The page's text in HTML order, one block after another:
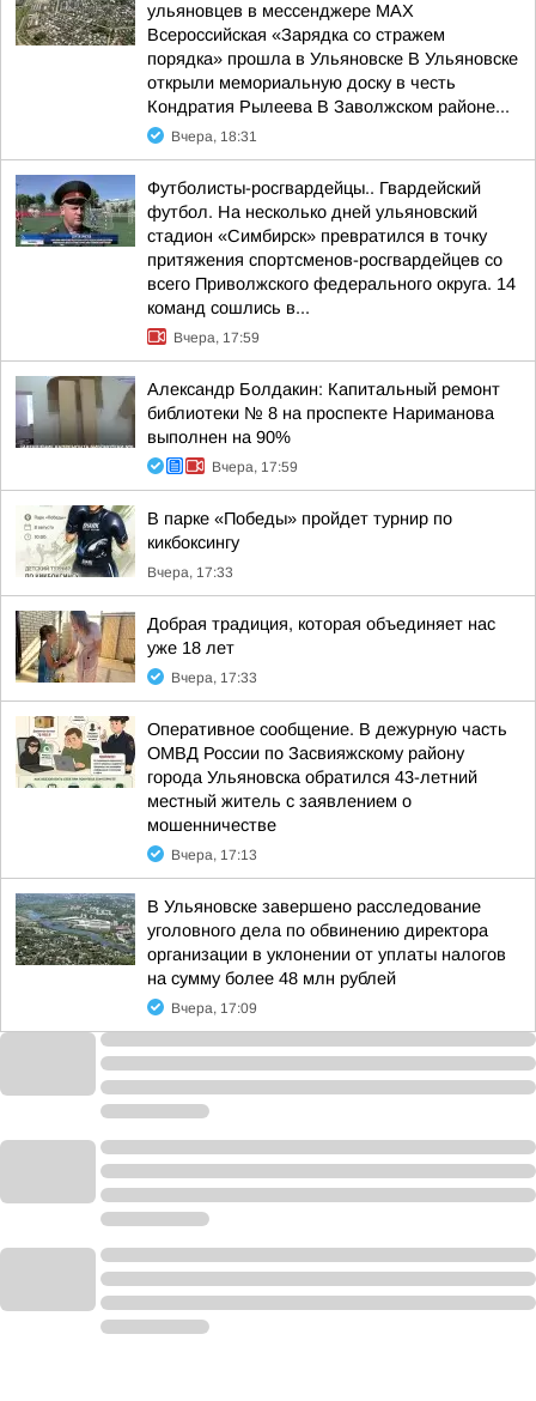
ульяновцев в мессенджере MAX
Всероссийская «Зарядка со стражем
порядка» прошла в Ульяновске В Ульяновске
открыли мемориальную доску в честь
Кондратия Рылеева В Заволжском районе...
Вчера, 18:31
Футболисты-росгвардейцы.. Гвардейский
футбол. На несколько дней ульяновский
стадион «Симбирск» превратился в точку
притяжения спортсменов-росгвардейцев со
всего Приволжского федерального округа. 14
команд сошлись в...
Вчера, 17:59
Александр Болдакин: Капитальный ремонт
библиотеки № 8 на проспекте Нариманова
выполнен на 90%
Вчера, 17:59
В парке «Победы» пройдет турнир по
кикбоксингу
Вчера, 17:33
Добрая традиция, которая объединяет нас
уже 18 лет
Вчера, 17:33
Оперативное сообщение. В дежурную часть
ОМВД России по Засвияжскому району
города Ульяновска обратился 43-летний
местный житель с заявлением о
мошенничестве
Вчера, 17:13
В Ульяновске завершено расследование
уголовного дела по обвинению директора
организации в уклонении от уплаты налогов
на сумму более 48 млн рублей
Вчера, 17:09